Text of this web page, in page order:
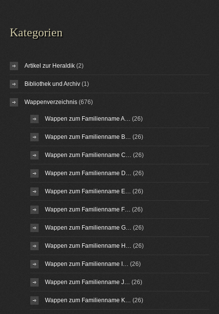
Kategorien
Artikel zur Heraldik (2)
Bibliothek und Archiv (1)
Wappenverzeichnis (676)
Wappen zum Familienname A… (26)
Wappen zum Familienname B… (26)
Wappen zum Familienname C… (26)
Wappen zum Familienname D… (26)
Wappen zum Familienname E… (26)
Wappen zum Familienname F… (26)
Wappen zum Familienname G… (26)
Wappen zum Familienname H… (26)
Wappen zum Familienname I… (26)
Wappen zum Familienname J… (26)
Wappen zum Familienname K… (26)